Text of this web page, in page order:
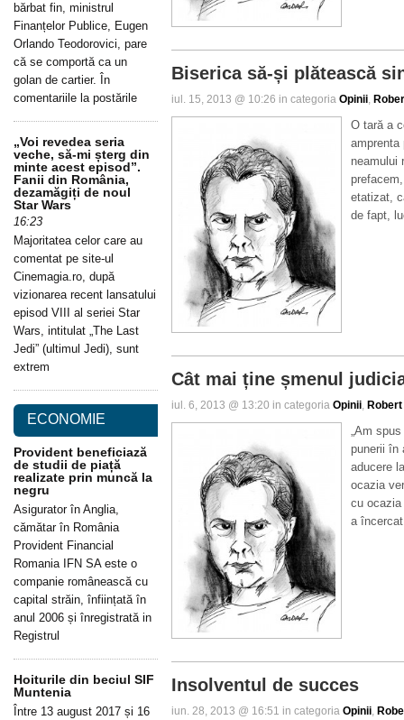
Biserica să-și plătească
iul. 15, 2013 @ 10:26 in categoria Opinii
O tară a
amprenta
neamului
etatizat,
de fapt,
Cât mai ține șmenul
iul. 6, 2013 @ 13:20 in categoria Opinii,
„Am
punerii în
aducere
ocazia
cu ocazia
a
Insolventul de succes
iun. 28, 2013 @ 16:51 in categoria Opinii,
bărbat fin, ministrul
Finanțelor Publice, Eugen
Orlando Teodorovici, pare
că se comportă ca un
golan de cartier. În
comentariile la postările
„Voi revedea seria
veche, să-mi șterg din
minte acest episod”.
Fanii din România,
dezamăgiți de noul
Star Wars
16:23
Majoritatea celor care au
comentat pe site-ul
Cinemagia.ro, după
vizionarea recent lansatului
episod VIII al seriei Star
Wars, intitulat „The Last
Jedi” (ultimul Jedi), sunt
extrem
ECONOMIE
Provident beneficiază
de studii de piață
realizate prin muncă la
negru
Asigurator în Anglia,
cămătar în România
Provident Financial
Romania IFN SA este o
companie românească cu
capital străin, înființată în
anul 2006 și înregistrată in
Registrul
Hoiturile din beciul SIF
Muntenia
Între 13 august 2017 și 16